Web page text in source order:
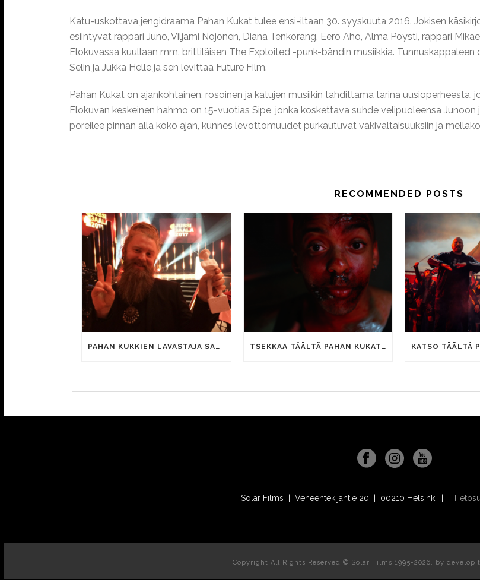
Katu-uskottava jengidraama Pahan Kukat tulee ensi-iltaan 30. syyskuuta 2016. Jokisen
esiintyvät räppäri Juno, Viljami Nojonen, Diana Tenkorang, Eero Aho, Alma Pöysti, räppäri
Elokuvassa kuullaan mm. brittiläisen The Exploited -punk-bändin musiikkia.
Selin ja Jukka Helle ja sen levittää Future Film.
Pahan Kukat on ajankohtainen, rosoinen ja katujen musiikin tahdittama tarina
Elokuvan keskeinen hahmo on 15-vuotias Sipe, jonka koskettava suhde velipuoleensa
poreilee pinnan alla koko ajan, kunnes levottomuudet purkautuvat väkivaltaisuuksiin ja
RECOMMENDED POSTS
PAHAN KUKKIEN LAVASTAJA SANTTU TOIVOLA PALKITTIIN TYÖSTÄÄN JUSSILLA TSEKKAA TÄÄLTÄ PAHAN KUKAT -ELOKUVAN MAYHEM-BIISIN VIDEO
Solar Films | Veneentekijäntie 20 | 00210 Helsinki |
Copyright All Rights Reserved © Solar Films 1995-2026, by